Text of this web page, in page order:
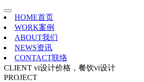
HOME首页
WORK案例
ABOUT我们
NEWS资讯
CONTACT联络
CLIENT vi设计价格，餐饮vi设计
PROJECT